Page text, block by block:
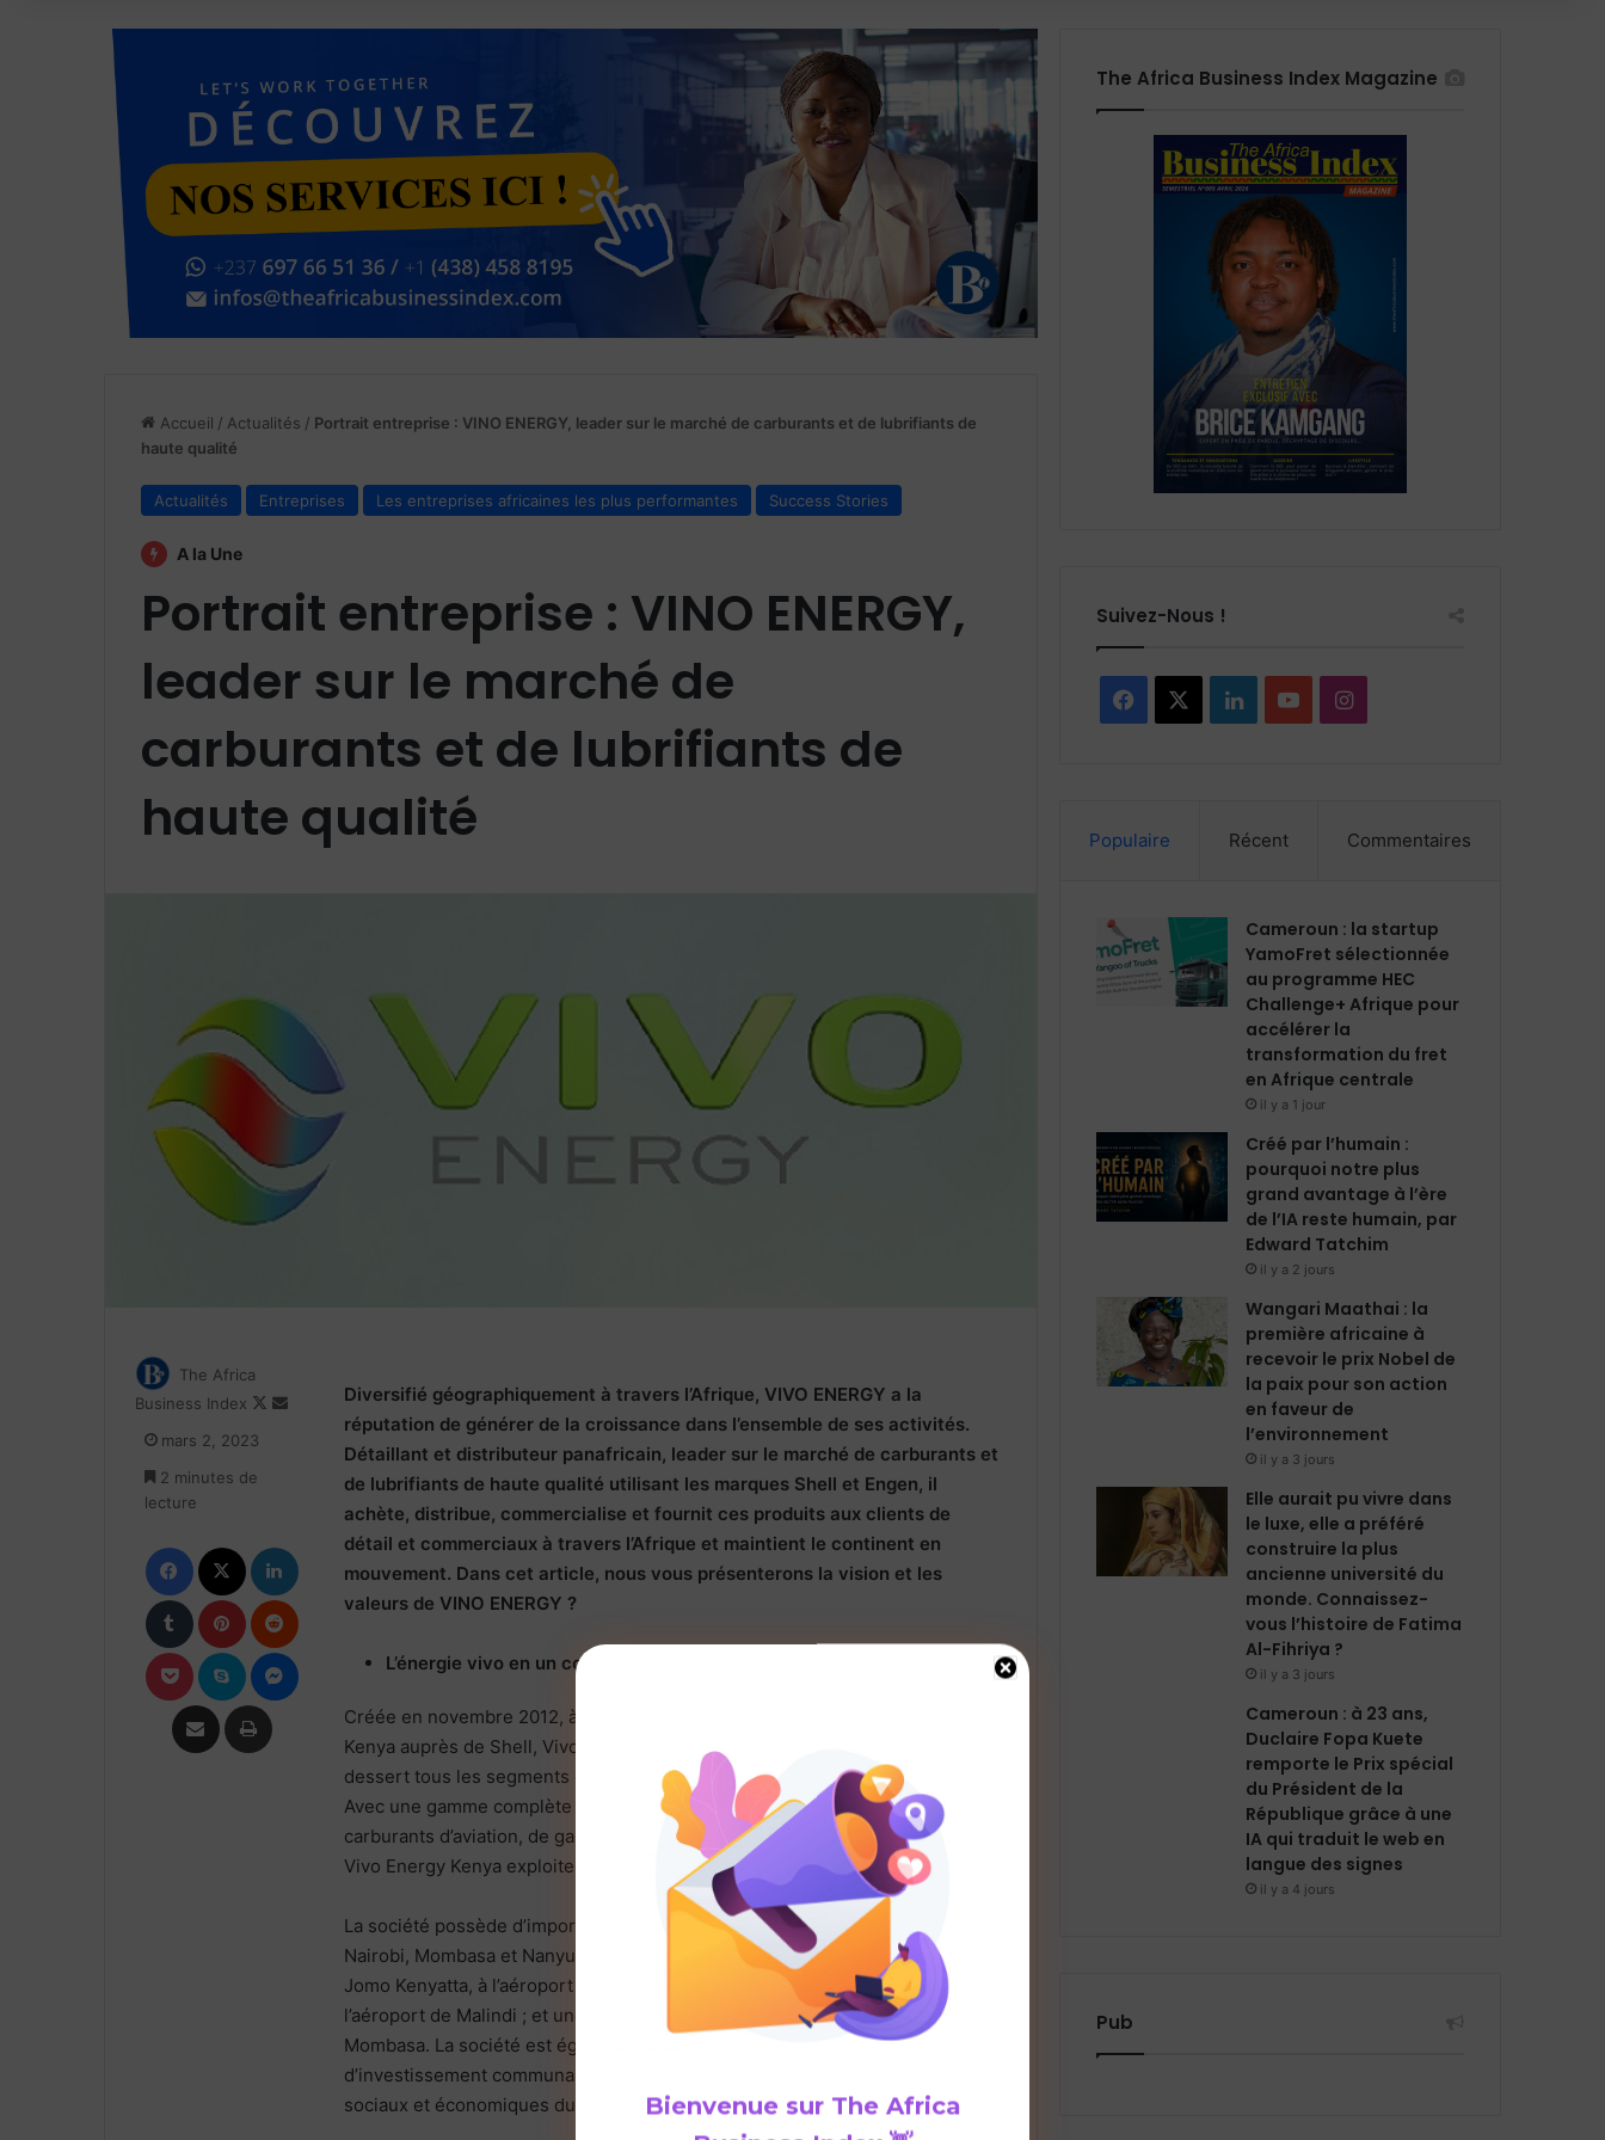
Accueil / Actualités / Portrait entreprise : VINO ENERGY, leader sur le marché de carburants et de lubrifiants de
haute qualité
Actualités Entreprises Les entreprises africaines les plus performantes Success Stories
A la Une
Portrait entreprise : VINO ENERGY,
leader sur le marché de
carburants et de lubrifiants de
haute qualité
Diversifié géographiquement à travers l’Afrique, VIVO ENERGY a la
réputation de générer de la croissance dans l’ensemble de ses activités.
Détaillant et distributeur panafricain, leader sur le marché de carburants et
de lubrifiants de haute qualité utilisant les marques Shell et Engen, il
achète, distribue, commercialise et fournit ces produits aux clients de
détail et commerciaux à travers l’Afrique et maintient le continent en
mouvement. Dans cet article, nous vous présenterons la vision et les
valeurs de VINO ENERGY ?
L’énergie vivo en un coup d’œil
Créée en novembre 2012, à la suite de l’acquisition des activités en aval du
Kenya auprès de Shell, Vivo Energy Kenya est un leader du marché et
dessert tous les segments du marché, du détail aux clients commerciaux.
Avec une gamme complète de carburants automobiles, de lubrifiants, de
carburants d’aviation, de gaz de pétrole liquéfié (GPL) et de carburants noirs,
Vivo Energy Kenya exploite un vaste réseau de vente au détail.
La société possède d’importants terminaux de stockage de pétrole en vrac à
Nairobi, Mombasa et Nanyuki ; services d’aviation à l’aéroport international
Jomo Kenyatta, à l’aéroport Wilson, à l’aéroport international de Mombasa et à
l’aéroport de Malindi ; et une usine de mélange d’huiles lubrifiantes à
Mombasa. La société est également réputée pour ses programmes
d’investissement communautaire à fort impact, visant à créer des avantages
sociaux et économiques durables dans les communautés.
Bienvenue surThe Africa
The Africa
Business Index
Follow
Envoyer
mars 2, 2023
2 minutes de
lecture
Facebook Linkedin
Tumblr PinterestReddit
Pocket Skype
Partager par email Imprimer
The Africa Business Index Magazine
Suivez-Nous !
Facebook LinkedinYouTubeInstagram
Populaire Récent Commentaires
Cameroun : la startup
YamoFret sélectionnée
au programme HEC
Challenge+ Afrique pour
accélérer la
transformation du fret
en Afrique centrale
il y a 1 jour
Créé par l’humain :
pourquoi notre plus
grand avantage à l’ère
de l’IA reste humain, par
Edward Tatchim
il y a 2 jours
Wangari Maathai : la
première africaine à
recevoir le prix Nobel de
la paix pour son action
en faveur de
l’environnement
il y a 3 jours
Elle aurait pu vivre dans
le luxe, elle a préféré
construire la plus
ancienne université du
monde. Connaissez-
vous l’histoire de Fatima
Al-Fihriya ?
il y a 3 jours
Cameroun : à 23 ans,
Duclaire Fopa Kuete
remporte le Prix spécial
du Président de la
République grâce à une
IA qui traduit le web en
langue des signes
il y a 4 jours
Pub